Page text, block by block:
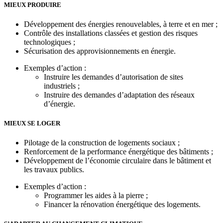
MIEUX PRODUIRE
Développement des énergies renouvelables, à terre et en mer ;
Contrôle des installations classées et gestion des risques
technologiques ;
Sécurisation des approvisionnements en énergie.
Exemples d’action :
Instruire les demandes d’autorisation de sites
industriels ;
Instruire des demandes d’adaptation des réseaux
d’énergie.
MIEUX SE LOGER
Pilotage de la construction de logements sociaux ;
Renforcement de la performance énergétique des bâtiments ;
Développement de l’économie circulaire dans le bâtiment et
les travaux publics.
Exemples d’action :
Programmer les aides à la pierre ;
Financer la rénovation énergétique des logements.